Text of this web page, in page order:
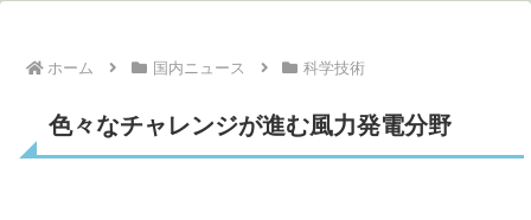
ホーム 国内ニュース 科学技術
色々なチャレンジが進む風力発電分野